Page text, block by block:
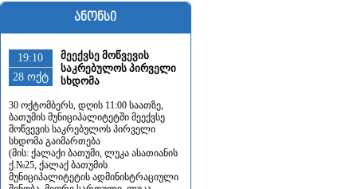
ანონსი
19:10
28 ოქტ
მეექვსე მოწვევის
საკრებულოს პირველი
სხდომა
30 ოქტომბერს, დღის 11:00 საათზე,
ბათუმის მუნიციპალიტეტში მეექვსე
მოწვევის საკრებულოს პირველი
სხდომა გაიმართება
(მის: ქალაქი ბათუმი, ლუკა ასათიანის
ქ.№25, ქალაქ ბათუმის
მუნიციპალიტეტის ადმინისტრაციული